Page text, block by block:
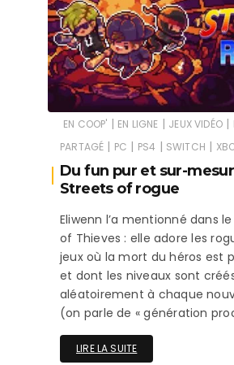
EN COOP' | EN LIGNE | JEUX VIDÉO |
PARTAGÉ | PC | PS4 | SWITCH |
Du fun pur et sur-
Streets of rogue
Eliwenn l’a mentionné dans
of Thieves : elle adore les
jeux où la mort du héros est
et dont les niveaux sont
aléatoirement à chaque
(on parle de « génération
LIRE LA SUITE